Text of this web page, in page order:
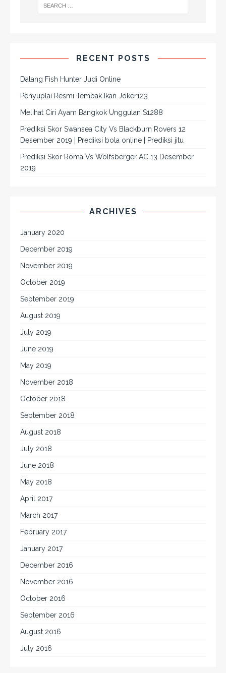
RECENT POSTS
Dalang Fish Hunter Judi Online
Penyuplai Resmi Tembak Ikan Joker123
Melihat Ciri Ayam Bangkok Unggulan S1288
Prediksi Skor Swansea City Vs Blackburn Rovers 12
Desember 2019 | Prediksi bola online | Prediksi jitu
Prediksi Skor Roma Vs Wolfsberger AC 13 Desember
2019
ARCHIVES
January 2020
December 2019
November 2019
October 2019
September 2019
August 2019
July 2019
June 2019
May 2019
November 2018
October 2018
September 2018
August 2018
July 2018
June 2018
May 2018
April 2017
March 2017
February 2017
January 2017
December 2016
November 2016
October 2016
September 2016
August 2016
July 2016